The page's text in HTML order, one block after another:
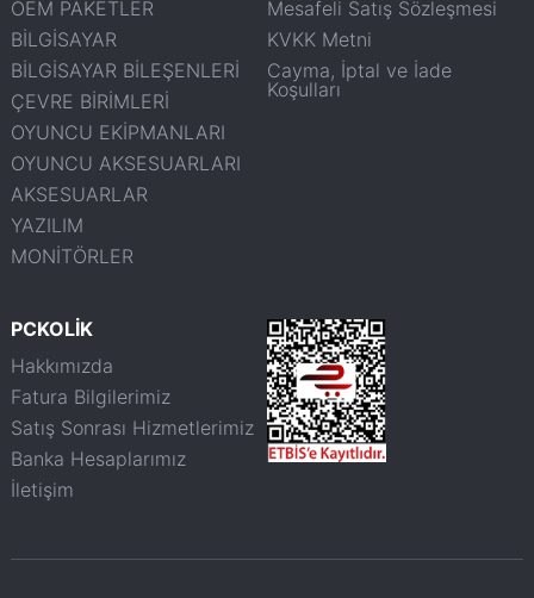
OEM PAKETLER
BİLGİSAYAR
BİLGİSAYAR BİLEŞENLERİ
ÇEVRE BİRİMLERİ
OYUNCU EKİPMANLARI
OYUNCU AKSESUARLARI
AKSESUARLAR
YAZILIM
MONİTÖRLER
Mesafeli Satış Sözleşmesi
KVKK Metni
Cayma, İptal ve İade
Koşulları
PCKOLİK
Hakkımızda
Fatura Bilgilerimiz
Satış Sonrası Hizmetlerimiz
Banka Hesaplarımız
İletişim